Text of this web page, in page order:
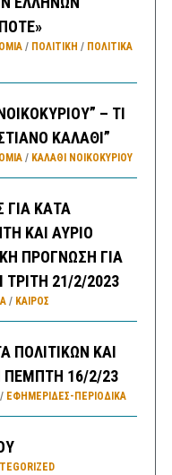
/ ΠΟΛΙΤΙΚΗ / ΠΟΛΙΤΙΚΆ
– ΤΙ
ΚΑΛΑΘΙ”
/ ΚΑΛΑΘΙ ΝΟΙΚΟΚΥΡΙΟΥ
ΓΙΑ ΚΑΤΑ
ΚΑΙ ΑΥΡΙΟ
ΠΡΟΓΝΩΣΗ ΓΙΑ
21/2/2023
/ ΚΑΙΡΌΣ
ΠΟΛΙΤΙΚΩΝ ΚΑΙ
16/2/23
ΕΦΗΜΕΡΊΔΕΣ-ΠΕΡΙΟΔΙΚΆ